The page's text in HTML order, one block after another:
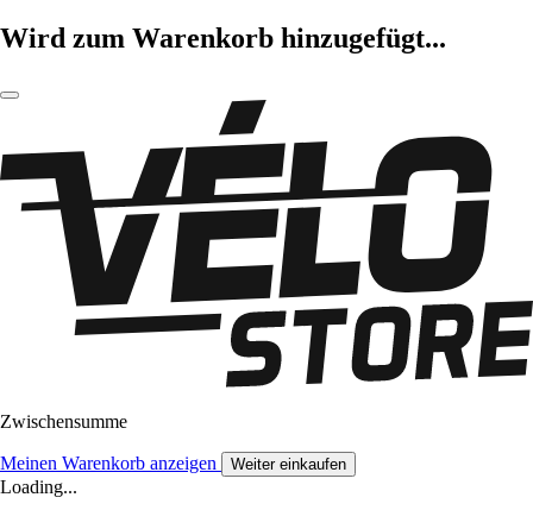
Wird zum Warenkorb hinzugefügt...
Zwischensumme
Meinen Warenkorb anzeigen Weiter einkaufen
Loading...